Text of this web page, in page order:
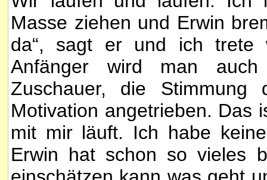
Masse ziehen und Erwin
da“, sagt er und ich trete
Anfänger wird man
Zuschauer, die
Motivation angetrieben. Das
mit mir läuft. Ich habe
Erwin hat schon so vieles